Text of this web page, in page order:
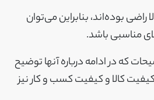
راضی بوده‌اند، بنابراین می‌توان
مناسبی باشد.
که در ادامه درباره آنها توضیح
کالا و کیفیت کسب و کار نیز